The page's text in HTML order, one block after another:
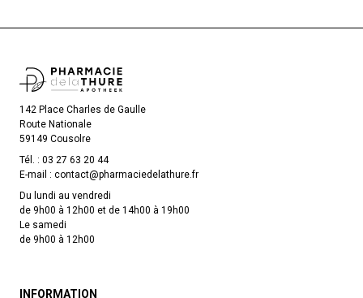
142 Place Charles de Gaulle
Route Nationale
59149 Cousolre
Tél. : 03 27 63 20 44
E-mail : contact@pharmaciedelathure.fr
Du lundi au vendredi
de 9h00 à 12h00 et de 14h00 à 19h00
Le samedi
de 9h00 à 12h00
INFORMATION